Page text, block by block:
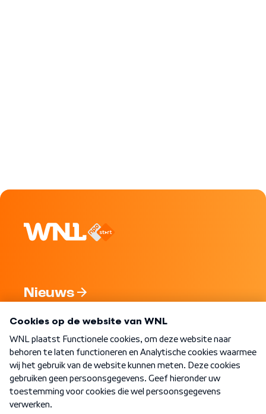
Nieuws
Nieuwsbrief
Word Lid